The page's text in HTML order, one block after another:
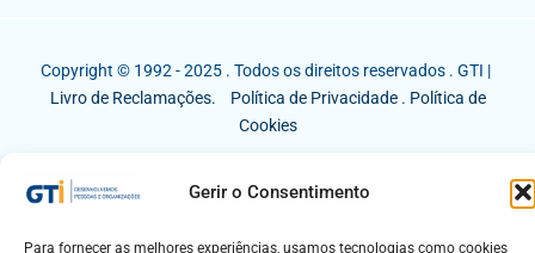
Gerir o Consentimento
Para fornecer as melhores experiências, usamos tecnologias como cookies
Copyright © 1992 - 2025 . Todos os direitos reservados . GTI |
Livro de Reclamações.
Política de Privacidade. Política de
Cookies